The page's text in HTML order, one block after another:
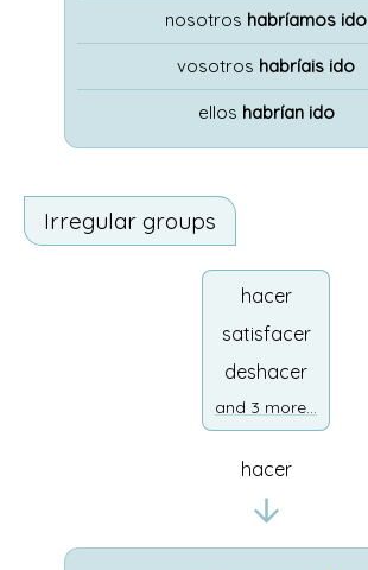
nosotros habríamos ido
vosotros habríais ido
ellos habrían ido
Irregular groups
hacer
satisfacer
deshacer
and 3 more...
hacer